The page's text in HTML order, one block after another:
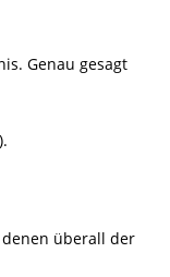
Genau gesagt
überall der